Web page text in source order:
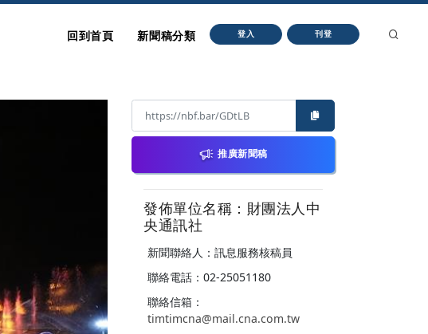
回到首頁 新聞稿分類 登入 刊登
推廣新聞稿
發佈單位名稱：財團法人中
央通訊社
新聞聯絡人：訊息服務核稿員
聯絡電話：02-25051180
聯絡信箱：
timtimcna@mail.cna.com.tw